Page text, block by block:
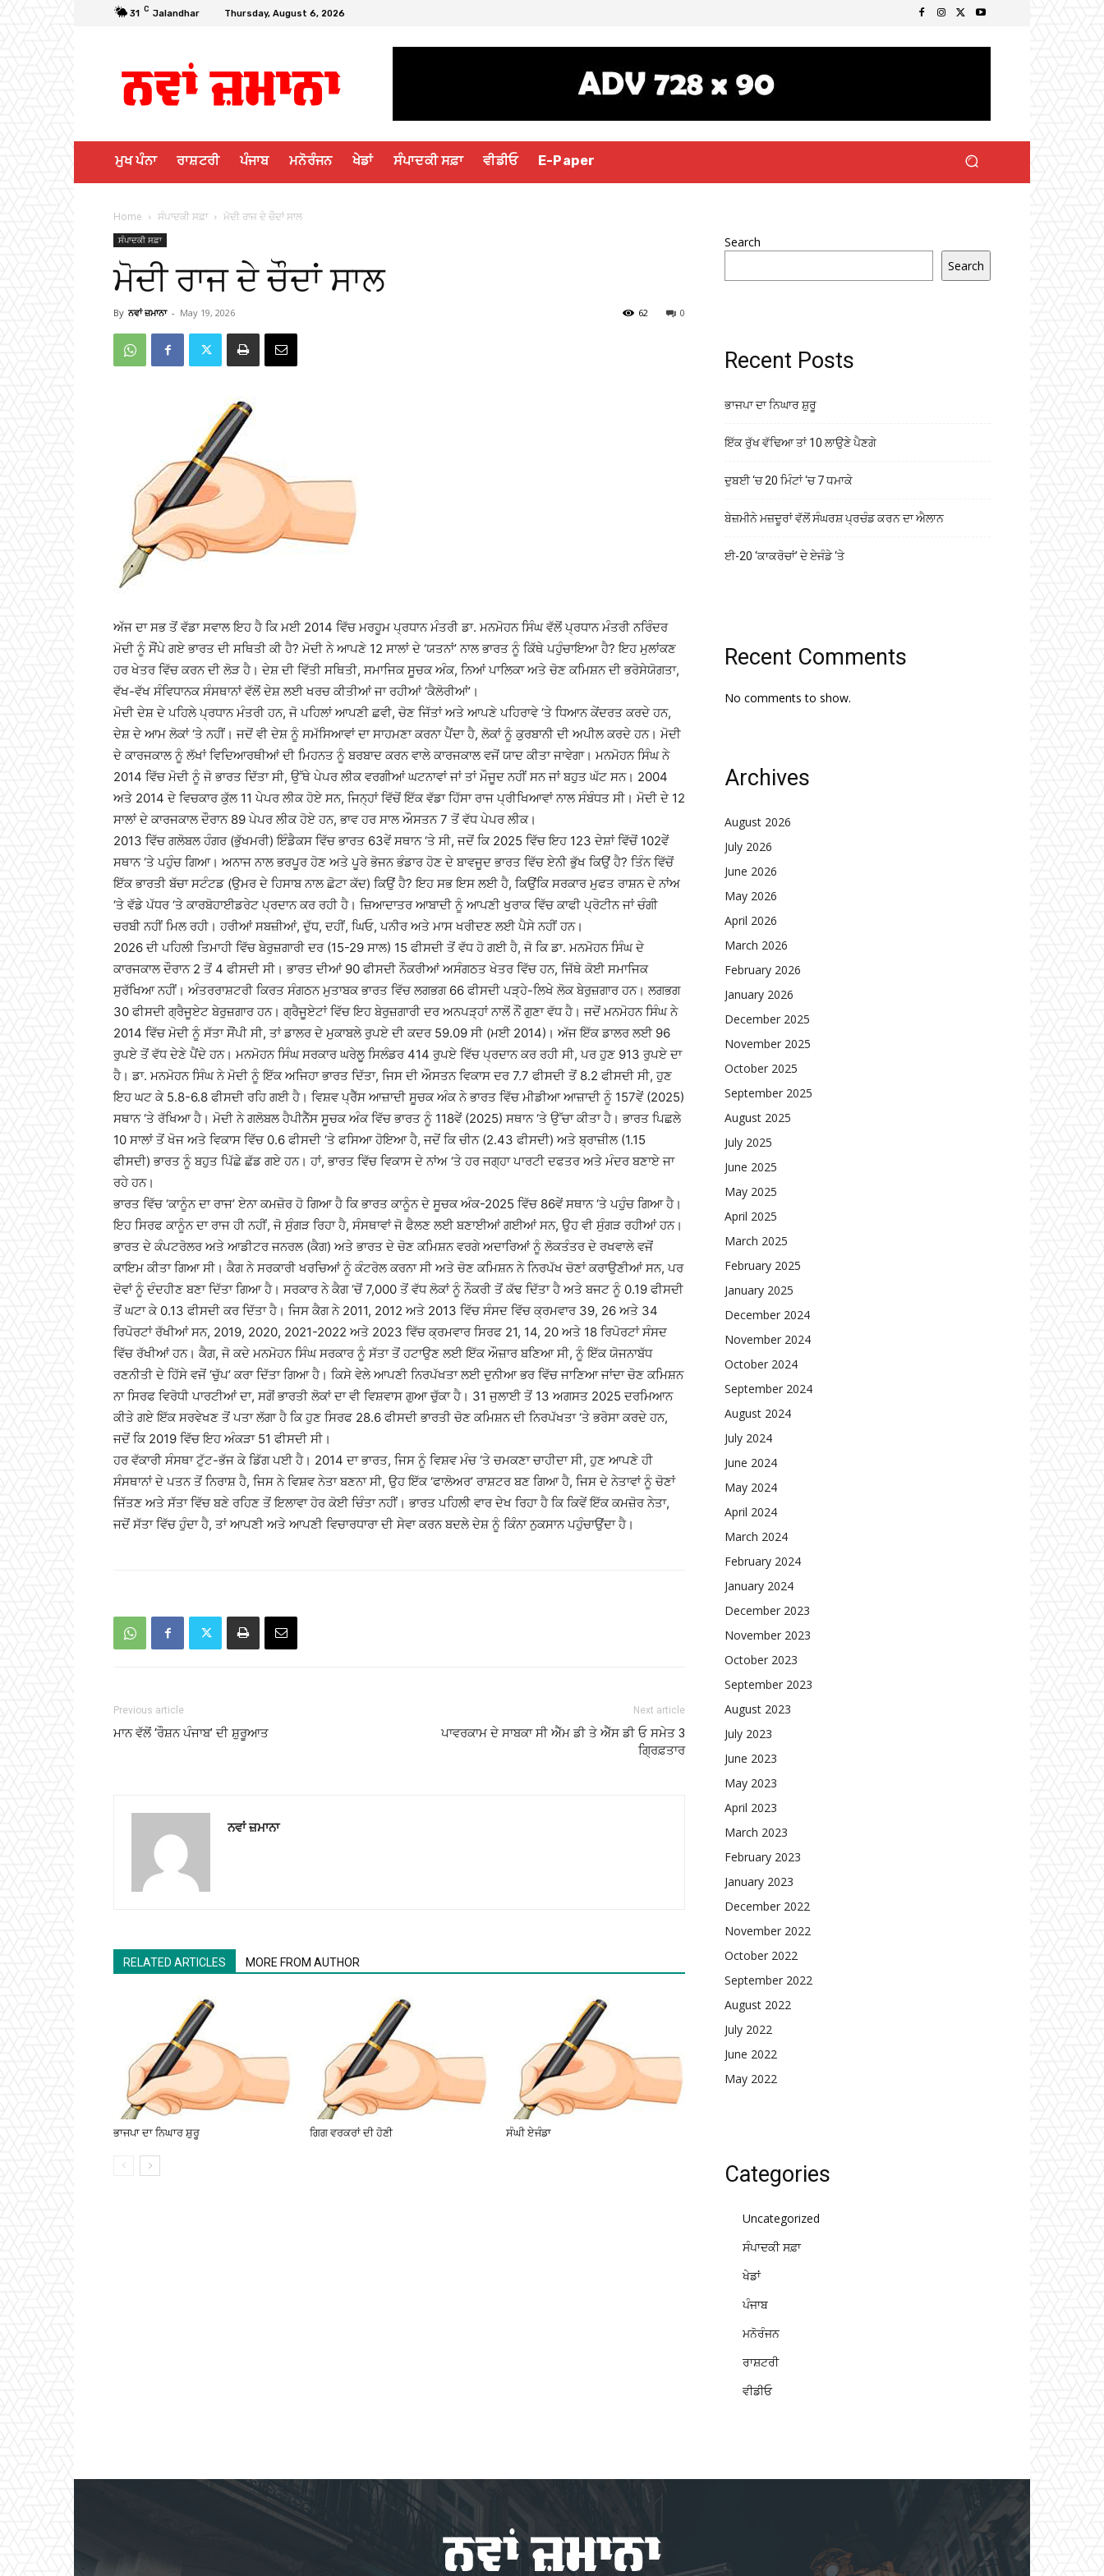
31 C Jalandhar Thursday, August 6, 2026
ਮੁਖ ਪੰਨਾ ਰਾਸ਼ਟਰੀ ਪੰਜਾਬ ਮਨੋਰੰਜਨ ਖੇਡਾਂ ਸੰਪਾਦਕੀ ਸਫ਼ਾ ਵੀਡੀਓ E-Paper
Home ਸੰਪਾਦਕੀ ਸਫ਼ਾ ਮੋਦੀ ਰਾਜ ਦੇ ਚੌਦਾਂ ਸਾਲ
ਸੰਪਾਦਕੀ ਸਫ਼ਾ
ਮੋਦੀ ਰਾਜ ਦੇ ਚੌਦਾਂ ਸਾਲ
By ਨਵਾਂ ਜ਼ਮਾਨਾ - May 19, 2026 0
62
ਅੱਜ ਦਾ ਸਭ ਤੋਂ ਵੱਡਾ ਸਵਾਲ ਇਹ ਹੈ ਕਿ ਮਈ 2014 ਵਿੱਚ ਮਰਹੂਮ ਪ੍ਰਧਾਨ ਮੰਤਰੀ ਡਾ. ਮਨਮੋਹਨ ਸਿੰਘ ਵੱਲੋਂ ਪ੍ਰਧਾਨ ਮੰਤਰੀ ਨਰਿੰਦਰ
ਮੋਦੀ ਨੂੰ ਸੌਂਪੇ ਗਏ ਭਾਰਤ ਦੀ ਸਥਿਤੀ ਕੀ ਹੈ? ਮੋਦੀ ਨੇ ਆਪਣੇ 12 ਸਾਲਾਂ ਦੇ ‘ਯਤਨਾਂ’ ਨਾਲ ਭਾਰਤ ਨੂੰ ਕਿੱਥੇ ਪਹੁੰਚਾਇਆ ਹੈ? ਇਹ ਮੁਲਾਂਕਣ
ਹਰ ਖੇਤਰ ਵਿੱਚ ਕਰਨ ਦੀ ਲੋੜ ਹੈ। ਦੇਸ਼ ਦੀ ਵਿੱਤੀ ਸਥਿਤੀ, ਸਮਾਜਿਕ ਸੂਚਕ ਅੰਕ, ਨਿਆਂ ਪਾਲਿਕਾ ਅਤੇ ਚੋਣ ਕਮਿਸ਼ਨ ਦੀ ਭਰੋਸੇਯੋਗਤਾ,
ਵੱਖ-ਵੱਖ ਸੰਵਿਧਾਨਕ ਸੰਸਥਾਨਾਂ ਵੱਲੋਂ ਦੇਸ਼ ਲਈ ਖਰਚ ਕੀਤੀਆਂ ਜਾ ਰਹੀਆਂ ‘ਕੈਲੋਰੀਆਂ’।
ਮੋਦੀ ਦੇਸ਼ ਦੇ ਪਹਿਲੇ ਪ੍ਰਧਾਨ ਮੰਤਰੀ ਹਨ, ਜੋ ਪਹਿਲਾਂ ਆਪਣੀ ਛਵੀ, ਚੋਣ ਜਿੱਤਾਂ ਅਤੇ ਆਪਣੇ ਪਹਿਰਾਵੇ ‘ਤੇ ਧਿਆਨ ਕੇਂਦਰਤ ਕਰਦੇ ਹਨ,
ਦੇਸ਼ ਦੇ ਆਮ ਲੋਕਾਂ ‘ਤੇ ਨਹੀਂ। ਜਦੋਂ ਵੀ ਦੇਸ਼ ਨੂੰ ਸਮੱਸਿਆਵਾਂ ਦਾ ਸਾਹਮਣਾ ਕਰਨਾ ਪੈਂਦਾ ਹੈ, ਲੋਕਾਂ ਨੂੰ ਕੁਰਬਾਨੀ ਦੀ ਅਪੀਲ ਕਰਦੇ ਹਨ। ਮੋਦੀ
ਦੇ ਕਾਰਜਕਾਲ ਨੂੰ ਲੱਖਾਂ ਵਿਦਿਆਰਥੀਆਂ ਦੀ ਮਿਹਨਤ ਨੂੰ ਬਰਬਾਦ ਕਰਨ ਵਾਲੇ ਕਾਰਜਕਾਲ ਵਜੋਂ ਯਾਦ ਕੀਤਾ ਜਾਵੇਗਾ। ਮਨਮੋਹਨ ਸਿੰਘ ਨੇ
2014 ਵਿੱਚ ਮੋਦੀ ਨੂੰ ਜੋ ਭਾਰਤ ਦਿੱਤਾ ਸੀ, ਉੱਥੇ ਪੇਪਰ ਲੀਕ ਵਰਗੀਆਂ ਘਟਨਾਵਾਂ ਜਾਂ ਤਾਂ ਮੌਜੂਦ ਨਹੀਂ ਸਨ ਜਾਂ ਬਹੁਤ ਘੱਟ ਸਨ। 2004
ਅਤੇ 2014 ਦੇ ਵਿਚਕਾਰ ਕੁੱਲ 11 ਪੇਪਰ ਲੀਕ ਹੋਏ ਸਨ, ਜਿਨ੍ਹਾਂ ਵਿੱਚੋਂ ਇੱਕ ਵੱਡਾ ਹਿੱਸਾ ਰਾਜ ਪ੍ਰੀਖਿਆਵਾਂ ਨਾਲ ਸੰਬੰਧਤ ਸੀ। ਮੋਦੀ ਦੇ 12
ਸਾਲਾਂ ਦੇ ਕਾਰਜਕਾਲ ਦੌਰਾਨ 89 ਪੇਪਰ ਲੀਕ ਹੋਏ ਹਨ, ਭਾਵ ਹਰ ਸਾਲ ਔਸਤਨ 7 ਤੋਂ ਵੱਧ ਪੇਪਰ ਲੀਕ।
2013 ਵਿੱਚ ਗਲੋਬਲ ਹੰਗਰ (ਭੁੱਖਮਰੀ) ਇੰਡੈਕਸ ਵਿੱਚ ਭਾਰਤ 63ਵੇਂ ਸਥਾਨ ‘ਤੇ ਸੀ, ਜਦੋਂ ਕਿ 2025 ਵਿੱਚ ਇਹ 123 ਦੇਸ਼ਾਂ ਵਿੱਚੋਂ 102ਵੇਂ
ਸਥਾਨ ‘ਤੇ ਪਹੁੰਚ ਗਿਆ। ਅਨਾਜ ਨਾਲ ਭਰਪੂਰ ਹੋਣ ਅਤੇ ਪੂਰੇ ਭੋਜਨ ਭੰਡਾਰ ਹੋਣ ਦੇ ਬਾਵਜੂਦ ਭਾਰਤ ਵਿੱਚ ਏਨੀ ਭੁੱਖ ਕਿਉਂ ਹੈ? ਤਿੰਨ ਵਿੱਚੋਂ
ਇੱਕ ਭਾਰਤੀ ਬੱਚਾ ਸਟੰਟਡ (ਉਮਰ ਦੇ ਹਿਸਾਬ ਨਾਲ ਛੋਟਾ ਕੱਦ) ਕਿਉਂ ਹੈ? ਇਹ ਸਭ ਇਸ ਲਈ ਹੈ, ਕਿਉਂਕਿ ਸਰਕਾਰ ਮੁਫਤ ਰਾਸ਼ਨ ਦੇ ਨਾਂਅ
‘ਤੇ ਵੱਡੇ ਪੱਧਰ ‘ਤੇ ਕਾਰਬੋਹਾਈਡਰੇਟ ਪ੍ਰਦਾਨ ਕਰ ਰਹੀ ਹੈ। ਜ਼ਿਆਦਾਤਰ ਆਬਾਦੀ ਨੂੰ ਆਪਣੀ ਖੁਰਾਕ ਵਿੱਚ ਕਾਫੀ ਪ੍ਰੋਟੀਨ ਜਾਂ ਚੰਗੀ
ਚਰਬੀ ਨਹੀਂ ਮਿਲ ਰਹੀ। ਹਰੀਆਂ ਸਬਜ਼ੀਆਂ, ਦੁੱਧ, ਦਹੀਂ, ਘਿਓ, ਪਨੀਰ ਅਤੇ ਮਾਸ ਖਰੀਦਣ ਲਈ ਪੈਸੇ ਨਹੀਂ ਹਨ।
2026 ਦੀ ਪਹਿਲੀ ਤਿਮਾਹੀ ਵਿੱਚ ਬੇਰੁਜ਼ਗਾਰੀ ਦਰ (15-29 ਸਾਲ) 15 ਫੀਸਦੀ ਤੋਂ ਵੱਧ ਹੋ ਗਈ ਹੈ, ਜੋ ਕਿ ਡਾ. ਮਨਮੋਹਨ ਸਿੰਘ ਦੇ
ਕਾਰਜਕਾਲ ਦੌਰਾਨ 2 ਤੋਂ 4 ਫੀਸਦੀ ਸੀ। ਭਾਰਤ ਦੀਆਂ 90 ਫੀਸਦੀ ਨੌਕਰੀਆਂ ਅਸੰਗਠਤ ਖੇਤਰ ਵਿੱਚ ਹਨ, ਜਿੱਥੇ ਕੋਈ ਸਮਾਜਿਕ
ਸੁਰੱਖਿਆ ਨਹੀਂ। ਅੰਤਰਰਾਸ਼ਟਰੀ ਕਿਰਤ ਸੰਗਠਨ ਮੁਤਾਬਕ ਭਾਰਤ ਵਿੱਚ ਲਗਭਗ 66 ਫੀਸਦੀ ਪੜ੍ਹੇ-ਲਿਖੇ ਲੋਕ ਬੇਰੁਜ਼ਗਾਰ ਹਨ। ਲਗਭਗ
30 ਫੀਸਦੀ ਗ੍ਰੈਜੂਏਟ ਬੇਰੁਜ਼ਗਾਰ ਹਨ। ਗ੍ਰੈਜੂਏਟਾਂ ਵਿੱਚ ਇਹ ਬੇਰੁਜ਼ਗਾਰੀ ਦਰ ਅਨਪੜ੍ਹਾਂ ਨਾਲੋਂ ਨੌਂ ਗੁਣਾ ਵੱਧ ਹੈ। ਜਦੋਂ ਮਨਮੋਹਨ ਸਿੰਘ ਨੇ
2014 ਵਿੱਚ ਮੋਦੀ ਨੂੰ ਸੱਤਾ ਸੌਂਪੀ ਸੀ, ਤਾਂ ਡਾਲਰ ਦੇ ਮੁਕਾਬਲੇ ਰੁਪਏ ਦੀ ਕਦਰ 59.09 ਸੀ (ਮਈ 2014)। ਅੱਜ ਇੱਕ ਡਾਲਰ ਲਈ 96
ਰੁਪਏ ਤੋਂ ਵੱਧ ਦੇਣੇ ਪੈਂਦੇ ਹਨ। ਮਨਮੋਹਨ ਸਿੰਘ ਸਰਕਾਰ ਘਰੇਲੂ ਸਿਲੰਡਰ 414 ਰੁਪਏ ਵਿੱਚ ਪ੍ਰਦਾਨ ਕਰ ਰਹੀ ਸੀ, ਪਰ ਹੁਣ 913 ਰੁਪਏ ਦਾ
ਹੈ। ਡਾ. ਮਨਮੋਹਨ ਸਿੰਘ ਨੇ ਮੋਦੀ ਨੂੰ ਇੱਕ ਅਜਿਹਾ ਭਾਰਤ ਦਿੱਤਾ, ਜਿਸ ਦੀ ਔਸਤਨ ਵਿਕਾਸ ਦਰ 7.7 ਫੀਸਦੀ ਤੋਂ 8.2 ਫੀਸਦੀ ਸੀ, ਹੁਣ
ਇਹ ਘਟ ਕੇ 5.8-6.8 ਫੀਸਦੀ ਰਹਿ ਗਈ ਹੈ। ਵਿਸ਼ਵ ਪ੍ਰੈੱਸ ਆਜ਼ਾਦੀ ਸੂਚਕ ਅੰਕ ਨੇ ਭਾਰਤ ਵਿੱਚ ਮੀਡੀਆ ਆਜ਼ਾਦੀ ਨੂੰ 157ਵੇਂ (2025)
ਸਥਾਨ ‘ਤੇ ਰੱਖਿਆ ਹੈ। ਮੋਦੀ ਨੇ ਗਲੋਬਲ ਹੈਪੀਨੈੱਸ ਸੂਚਕ ਅੰਕ ਵਿੱਚ ਭਾਰਤ ਨੂੰ 118ਵੇਂ (2025) ਸਥਾਨ ‘ਤੇ ਉੱਚਾ ਕੀਤਾ ਹੈ। ਭਾਰਤ ਪਿਛਲੇ
10 ਸਾਲਾਂ ਤੋਂ ਖੋਜ ਅਤੇ ਵਿਕਾਸ ਵਿੱਚ 0.6 ਫੀਸਦੀ ‘ਤੇ ਫਸਿਆ ਹੋਇਆ ਹੈ, ਜਦੋਂ ਕਿ ਚੀਨ (2.43 ਫੀਸਦੀ) ਅਤੇ ਬ੍ਰਾਜ਼ੀਲ (1.15
ਫੀਸਦੀ) ਭਾਰਤ ਨੂੰ ਬਹੁਤ ਪਿੱਛੇ ਛੱਡ ਗਏ ਹਨ। ਹਾਂ, ਭਾਰਤ ਵਿੱਚ ਵਿਕਾਸ ਦੇ ਨਾਂਅ ‘ਤੇ ਹਰ ਜਗ੍ਹਾ ਪਾਰਟੀ ਦਫਤਰ ਅਤੇ ਮੰਦਰ ਬਣਾਏ ਜਾ
ਰਹੇ ਹਨ।
ਭਾਰਤ ਵਿੱਚ ‘ਕਾਨੂੰਨ ਦਾ ਰਾਜ’ ਏਨਾ ਕਮਜ਼ੋਰ ਹੋ ਗਿਆ ਹੈ ਕਿ ਭਾਰਤ ਕਾਨੂੰਨ ਦੇ ਸੂਚਕ ਅੰਕ-2025 ਵਿੱਚ 86ਵੇਂ ਸਥਾਨ ‘ਤੇ ਪਹੁੰਚ ਗਿਆ ਹੈ।
ਇਹ ਸਿਰਫ ਕਾਨੂੰਨ ਦਾ ਰਾਜ ਹੀ ਨਹੀਂ, ਜੋ ਸੁੰਗੜ ਰਿਹਾ ਹੈ, ਸੰਸਥਾਵਾਂ ਜੋ ਫੈਲਣ ਲਈ ਬਣਾਈਆਂ ਗਈਆਂ ਸਨ, ਉਹ ਵੀ ਸੁੰਗੜ ਰਹੀਆਂ ਹਨ।
ਭਾਰਤ ਦੇ ਕੰਪਟਰੋਲਰ ਅਤੇ ਆਡੀਟਰ ਜਨਰਲ (ਕੈਗ) ਅਤੇ ਭਾਰਤ ਦੇ ਚੋਣ ਕਮਿਸ਼ਨ ਵਰਗੇ ਅਦਾਰਿਆਂ ਨੂੰ ਲੋਕਤੰਤਰ ਦੇ ਰਖਵਾਲੇ ਵਜੋਂ
ਕਾਇਮ ਕੀਤਾ ਗਿਆ ਸੀ। ਕੈਗ ਨੇ ਸਰਕਾਰੀ ਖਰਚਿਆਂ ਨੂੰ ਕੰਟਰੋਲ ਕਰਨਾ ਸੀ ਅਤੇ ਚੋਣ ਕਮਿਸ਼ਨ ਨੇ ਨਿਰਪੱਖ ਚੋਣਾਂ ਕਰਾਉਣੀਆਂ ਸਨ, ਪਰ
ਦੋਵਾਂ ਨੂੰ ਦੰਦਹੀਣ ਬਣਾ ਦਿੱਤਾ ਗਿਆ ਹੈ। ਸਰਕਾਰ ਨੇ ਕੈਗ ‘ਚੋਂ 7,000 ਤੋਂ ਵੱਧ ਲੋਕਾਂ ਨੂੰ ਨੌਕਰੀ ਤੋਂ ਕੱਢ ਦਿੱਤਾ ਹੈ ਅਤੇ ਬਜਟ ਨੂੰ 0.19 ਫੀਸਦੀ
ਤੋਂ ਘਟਾ ਕੇ 0.13 ਫੀਸਦੀ ਕਰ ਦਿੱਤਾ ਹੈ। ਜਿਸ ਕੈਗ ਨੇ 2011, 2012 ਅਤੇ 2013 ਵਿੱਚ ਸੰਸਦ ਵਿੱਚ ਕ੍ਰਮਵਾਰ 39, 26 ਅਤੇ 34
ਰਿਪੋਰਟਾਂ ਰੱਖੀਆਂ ਸਨ, 2019, 2020, 2021-2022 ਅਤੇ 2023 ਵਿੱਚ ਕ੍ਰਮਵਾਰ ਸਿਰਫ 21, 14, 20 ਅਤੇ 18 ਰਿਪੋਰਟਾਂ ਸੰਸਦ
ਵਿੱਚ ਰੱਖੀਆਂ ਹਨ। ਕੈਗ, ਜੋ ਕਦੇ ਮਨਮੋਹਨ ਸਿੰਘ ਸਰਕਾਰ ਨੂੰ ਸੱਤਾ ਤੋਂ ਹਟਾਉਣ ਲਈ ਇੱਕ ਔਜ਼ਾਰ ਬਣਿਆ ਸੀ, ਨੂੰ ਇੱਕ ਯੋਜਨਾਬੱਧ
ਰਣਨੀਤੀ ਦੇ ਹਿੱਸੇ ਵਜੋਂ ‘ਚੁੱਪ’ ਕਰਾ ਦਿੱਤਾ ਗਿਆ ਹੈ। ਕਿਸੇ ਵੇਲੇ ਆਪਣੀ ਨਿਰਪੱਖਤਾ ਲਈ ਦੁਨੀਆ ਭਰ ਵਿੱਚ ਜਾਣਿਆ ਜਾਂਦਾ ਚੋਣ ਕਮਿਸ਼ਨ
ਨਾ ਸਿਰਫ ਵਿਰੋਧੀ ਪਾਰਟੀਆਂ ਦਾ, ਸਗੋਂ ਭਾਰਤੀ ਲੋਕਾਂ ਦਾ ਵੀ ਵਿਸ਼ਵਾਸ ਗੁਆ ਚੁੱਕਾ ਹੈ। 31 ਜੁਲਾਈ ਤੋਂ 13 ਅਗਸਤ 2025 ਦਰਮਿਆਨ
ਕੀਤੇ ਗਏ ਇੱਕ ਸਰਵੇਖਣ ਤੋਂ ਪਤਾ ਲੱਗਾ ਹੈ ਕਿ ਹੁਣ ਸਿਰਫ 28.6 ਫੀਸਦੀ ਭਾਰਤੀ ਚੋਣ ਕਮਿਸ਼ਨ ਦੀ ਨਿਰਪੱਖਤਾ ‘ਤੇ ਭਰੋਸਾ ਕਰਦੇ ਹਨ,
ਜਦੋਂ ਕਿ 2019 ਵਿੱਚ ਇਹ ਅੰਕੜਾ 51 ਫੀਸਦੀ ਸੀ।
ਹਰ ਵੱਕਾਰੀ ਸੰਸਥਾ ਟੁੱਟ-ਭੱਜ ਕੇ ਡਿੱਗ ਪਈ ਹੈ। 2014 ਦਾ ਭਾਰਤ, ਜਿਸ ਨੂੰ ਵਿਸ਼ਵ ਮੰਚ ‘ਤੇ ਚਮਕਣਾ ਚਾਹੀਦਾ ਸੀ, ਹੁਣ ਆਪਣੇ ਹੀ
ਸੰਸਥਾਨਾਂ ਦੇ ਪਤਨ ਤੋਂ ਨਿਰਾਸ਼ ਹੈ, ਜਿਸ ਨੇ ਵਿਸ਼ਵ ਨੇਤਾ ਬਣਨਾ ਸੀ, ਉਹ ਇੱਕ ‘ਫਾਲੋਅਰ’ ਰਾਸ਼ਟਰ ਬਣ ਗਿਆ ਹੈ, ਜਿਸ ਦੇ ਨੇਤਾਵਾਂ ਨੂੰ ਚੋਣਾਂ
ਜਿੱਤਣ ਅਤੇ ਸੱਤਾ ਵਿੱਚ ਬਣੇ ਰਹਿਣ ਤੋਂ ਇਲਾਵਾ ਹੋਰ ਕੋਈ ਚਿੰਤਾ ਨਹੀਂ। ਭਾਰਤ ਪਹਿਲੀ ਵਾਰ ਦੇਖ ਰਿਹਾ ਹੈ ਕਿ ਕਿਵੇਂ ਇੱਕ ਕਮਜ਼ੋਰ ਨੇਤਾ,
ਜਦੋਂ ਸੱਤਾ ਵਿੱਚ ਹੁੰਦਾ ਹੈ, ਤਾਂ ਆਪਣੀ ਅਤੇ ਆਪਣੀ ਵਿਚਾਰਧਾਰਾ ਦੀ ਸੇਵਾ ਕਰਨ ਬਦਲੇ ਦੇਸ਼ ਨੂੰ ਕਿੰਨਾ ਨੁਕਸਾਨ ਪਹੁੰਚਾਉਂਦਾ ਹੈ।
Previous article
ਮਾਨ ਵੱਲੋਂ ‘ਰੌਸ਼ਨ ਪੰਜਾਬ’ ਦੀ ਸ਼ੁਰੂਆਤ
Next article
ਪਾਵਰਕਾਮ ਦੇ ਸਾਬਕਾ ਸੀ ਐੱਮ ਡੀ ਤੇ ਐੱਸ ਡੀ ਓ ਸਮੇਤ 3
ਗ੍ਰਿਫ਼ਤਾਰ
ਨਵਾਂ ਜ਼ਮਾਨਾ
RELATED ARTICLES MORE FROM AUTHOR
ਭਾਜਪਾ ਦਾ ਨਿਘਾਰ ਸ਼ੁਰੂ ਗਿਗ ਵਰਕਰਾਂ ਦੀ ਹੋਣੀ ਸੰਘੀ ਏਜੰਡਾ
Search
Search
Recent Posts
ਭਾਜਪਾ ਦਾ ਨਿਘਾਰ ਸ਼ੁਰੂ
ਇੱਕ ਰੁੱਖ ਵੱਢਿਆ ਤਾਂ 10 ਲਾਉਣੇ ਪੈਣਗੇ
ਦੁਬਈ ‘ਚ 20 ਮਿੰਟਾਂ ‘ਚ 7 ਧਮਾਕੇ
ਬੇਜ਼ਮੀਨੇ ਮਜ਼ਦੂਰਾਂ ਵੱਲੋਂ ਸੰਘਰਸ਼ ਪ੍ਰਚੰਡ ਕਰਨ ਦਾ ਐਲਾਨ
ਈ-20 ‘ਕਾਕਰੋਚਾਂ’ ਦੇ ਏਜੰਡੇ ‘ਤੇ
Recent Comments
No comments to show.
Archives
August 2026
July 2026
June 2026
May 2026
April 2026
March 2026
February 2026
January 2026
December 2025
November 2025
October 2025
September 2025
August 2025
July 2025
June 2025
May 2025
April 2025
March 2025
February 2025
January 2025
December 2024
November 2024
October 2024
September 2024
August 2024
July 2024
June 2024
May 2024
April 2024
March 2024
February 2024
January 2024
December 2023
November 2023
October 2023
September 2023
August 2023
July 2023
June 2023
May 2023
April 2023
March 2023
February 2023
January 2023
December 2022
November 2022
October 2022
September 2022
August 2022
July 2022
June 2022
May 2022
Categories
Uncategorized
ਸੰਪਾਦਕੀ ਸਫ਼ਾ
ਖੇਡਾਂ
ਪੰਜਾਬ
ਮਨੋਰੰਜਨ
ਰਾਸ਼ਟਰੀ
ਵੀਡੀਓ